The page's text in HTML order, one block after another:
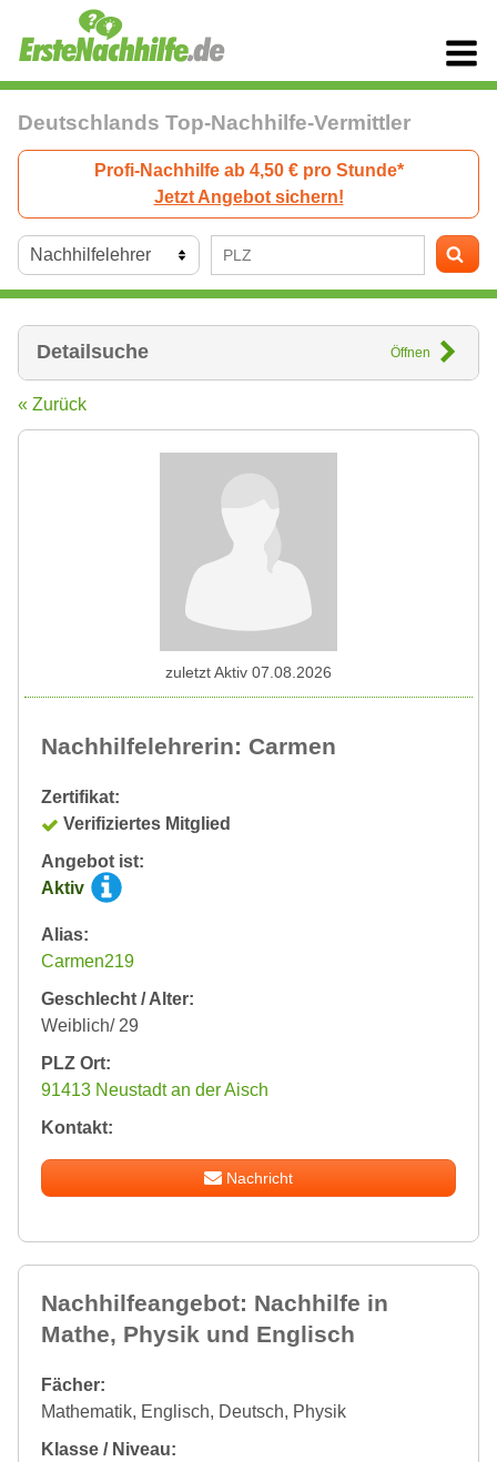
Deutschlands Top-Nachhilfe-Vermittler
Profi-Nachhilfe ab 4,50 € pro Stunde*
Jetzt Angebot sichern!
Detailsuche Öffnen
« Zurück
Nachhilfelehrerin: Carmen
Zertifikat:
Verifiziertes Mitglied
Angebot ist:
Aktiv
Alias:
Carmen219
Geschlecht / Alter:
Weiblich/ 29
PLZ Ort:
91413 Neustadt an der Aisch
Kontakt:
Nachricht
zuletzt Aktiv 07.08.2026
Nachhilfeangebot: Nachhilfe in
Mathe, Physik und Englisch
Fächer:
Mathematik, Englisch, Deutsch, Physik
Klasse / Niveau: